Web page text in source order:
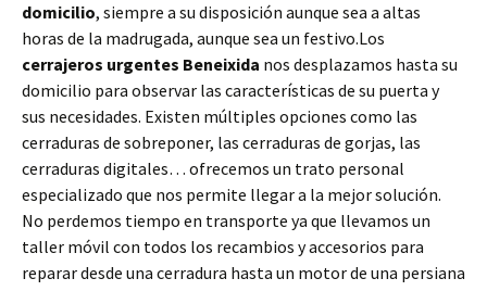
domicilio, siempre a su disposición aunque sea a altas
horas de la madrugada, aunque sea un festivo.Los
cerrajeros urgentes Beneixida nos desplazamos hasta su
domicilio para observar las características de su puerta y
sus necesidades. Existen múltiples opciones como las
cerraduras de sobreponer, las cerraduras de gorjas, las
cerraduras digitales… ofrecemos un trato personal
especializado que nos permite llegar a la mejor solución.
No perdemos tiempo en transporte ya que llevamos un
taller móvil con todos los recambios y accesorios para
reparar desde una cerradura hasta un motor de una persiana